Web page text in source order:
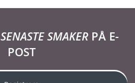
SENASTE SMAKER PÅ E-
POST